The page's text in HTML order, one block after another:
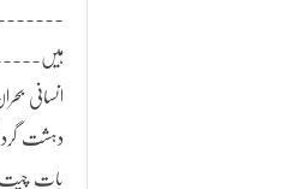
انسانی
دہشت گرد
بات چیت